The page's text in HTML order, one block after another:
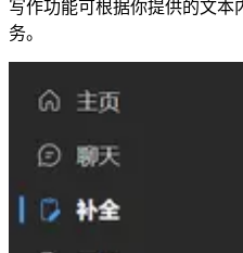
写作功能可根据你提供的文
务。